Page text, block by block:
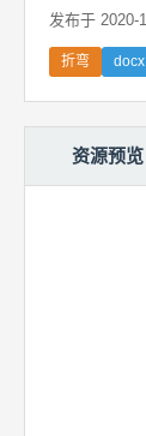
发布于 2020-
折弯 docx
资源预览